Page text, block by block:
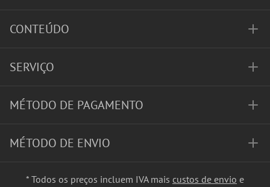
CONTEÚDO
SERVIÇO
MÉTODO DE PAGAMENTO
MÉTODO DE ENVIO
* Todos os preços incluem IVA mais custos de envio e